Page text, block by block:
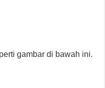
gambar di bawah ini.